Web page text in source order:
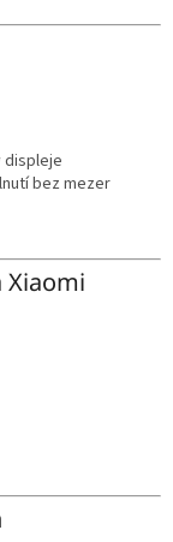
displeje
bez mezer
Xiaomi